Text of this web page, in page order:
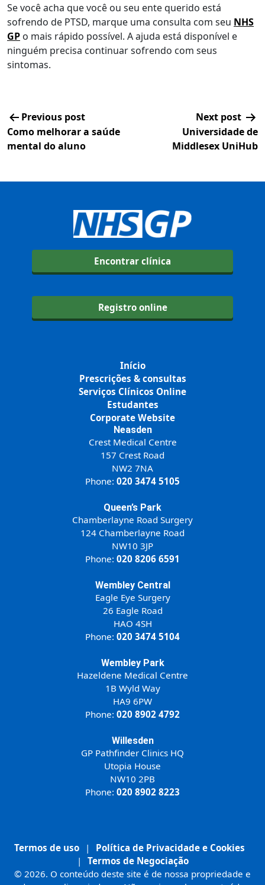
Se você acha que você ou seu ente querido está
sofrendo de PTSD, marque uma consulta com seu NHS
GP o mais rápido possível. A ajuda está disponível e
ninguém precisa continuar sofrendo com seus
sintomas.
Previous post
Como melhorar a saúde
mental do aluno
Next post
Universidade de
Middlesex UniHub
Encontrar clínica
Registro online
Início
Prescrições & consultas
Serviços Clínicos Online
Estudantes
Corporate Website
Neasden
Crest Medical Centre
157 Crest Road
NW2 7NA
Phone: 020 3474 5105
Queen’s Park
Chamberlayne Road Surgery
124 Chamberlayne Road
NW10 3JP
Phone: 020 8206 6591
Wembley Central
Eagle Eye Surgery
26 Eagle Road
HAO 4SH
Phone: 020 3474 5104
Wembley Park
Hazeldene Medical Centre
1B Wyld Way
HA9 6PW
Phone: 020 8902 4792
Willesden
GP Pathfinder Clinics HQ
Utopia House
NW10 2PB
Phone: 020 8902 8223
Termos de uso |
Política de Privacidade e Cookies
|
Termos de Negociação
© 2026. O conteúdo deste site é de nossa propriedade e